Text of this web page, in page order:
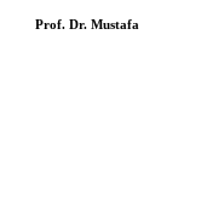
Prof. Dr. Mustafa